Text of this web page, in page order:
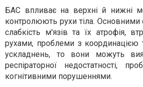
БАС впливає на верхні й нижні
контролюють рухи тіла. Основними
слабкість м'язів та їх атрофія,
рухами, проблеми з координацією
ускладнень, то вони можуть
респіраторної недостатності,
когнітивними порушеннями.